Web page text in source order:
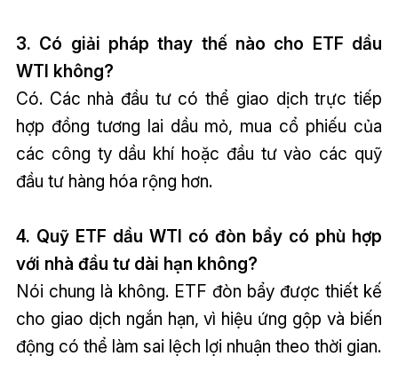
3. Có giải pháp thay thế nào cho ETF dầu
WTI không?
Có. Các nhà đầu tư có thể giao dịch trực tiếp
hợp đồng tương lai dầu mỏ, mua cổ phiếu của
các công ty dầu khí hoặc đầu tư vào các quỹ
đầu tư hàng hóa rộng hơn.
4. Quỹ ETF dầu WTI có đòn bẩy có phù hợp
với nhà đầu tư dài hạn không?
Nói chung là không. ETF đòn bẩy được thiết kế
cho giao dịch ngắn hạn, vì hiệu ứng gộp và biến
động có thể làm sai lệch lợi nhuận theo thời gian.